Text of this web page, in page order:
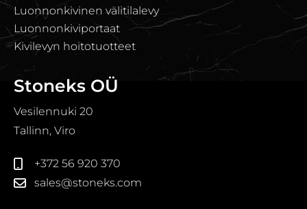
Luonnonkivinen välitilalevy
Luonnonkiviportaat
Kivilevyn hoitotuotteet
Stoneks OÜ
Vesilennuki 20
Tallinn, Viro
+372 56 920 370
sales@stoneks.com